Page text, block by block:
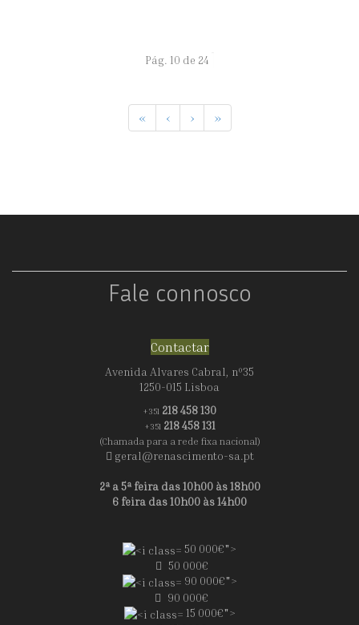
Pág. 10 de 24
« ‹ › »
Fale connosco
Contactar
Avenida Alvares Cabral, nº35
1250-015 Lisboa
+351 218 458 130
+351 218 458 131
(Chamada para a rede fixa nacional)
geral@renascimento-sa.pt
2ª a 5ª feira das 10h00 às 18h00
6 feira das 10h00 às 14h00
50 000€">
50 000€
90 000€">
90 000€
15 000€">